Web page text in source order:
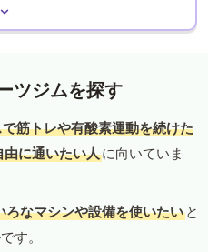
ツジムを探す
筋トレや有酸素運動を続けた
に通いたい人に向いていま
ろなマシンや設備を使いたい と
す。